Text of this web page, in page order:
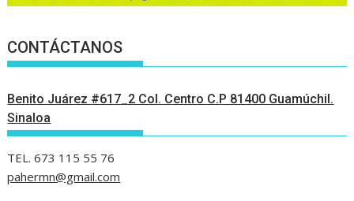
CONTÁCTANOS
Benito Juárez #617_2 Col. Centro C.P 81400 Guamúchil.
Sinaloa
TEL. 673 115 55 76
pahermn@gmail.com